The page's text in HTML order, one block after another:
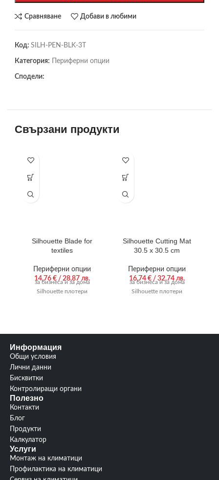
Сравняване Добави в любими
Код: SILH-PEN-BLK-3T
Категория: Периферни опции
Сподели:
Свързани продукти
Silhouette Blade for
textiles
Периферни опции
14,76 € / 28,87 лв.
за бизнеса и за дома
Silhouette плотери
Silhouette Cutting Mat
30.5 x 30.5 cm
Периферни опции
16,74 € / 32,74 лв.
за бизнеса и за дома
Silhouette плотери
Информация
Общи условия
Лични данни
Бисквитки
Контролиращи органи
Полезно
Контакти
Блог
Продукти
Калкулатор
Услуги
Монтаж на климатици
Профилактика на климатици